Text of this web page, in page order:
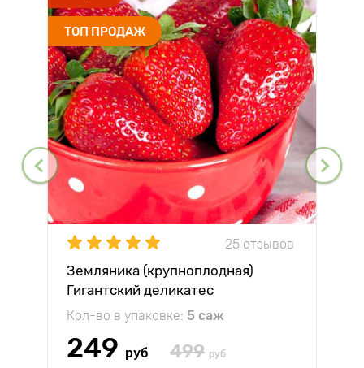
ТОП ПРОДАЖ
25 отзывов
Земляника (крупноплодная)
Гигантский деликатес
Кол-во в упаковке: 5 саж
249 руб 499 руб